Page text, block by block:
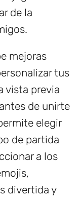
de la
mejoras
tus
vista previa
de unirte
elegir
de partida
a los
divertida y